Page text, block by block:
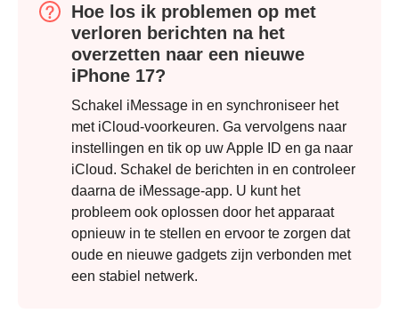
Stap 1.
Hoe los ik problemen op met
verloren berichten na het
overzetten naar een nieuwe
iPhone 17?
Schakel iMessage in en synchroniseer het
met iCloud-voorkeuren. Ga vervolgens naar
instellingen en tik op uw Apple ID en ga naar
iCloud. Schakel de berichten in en controleer
daarna de iMessage-app. U kunt het
probleem ook oplossen door het apparaat
opnieuw in te stellen en ervoor te zorgen dat
oude en nieuwe gadgets zijn verbonden met
een stabiel netwerk.